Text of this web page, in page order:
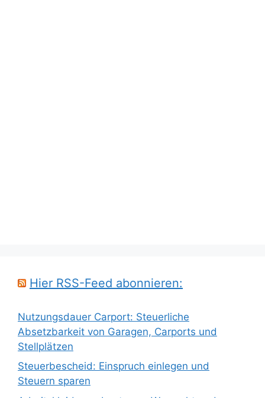
Hier RSS-Feed abonnieren:
Nutzungsdauer Carport: Steuerliche
Absetzbarkeit von Garagen, Carports und
Stellplätzen
Steuerbescheid: Einspruch einlegen und
Steuern sparen